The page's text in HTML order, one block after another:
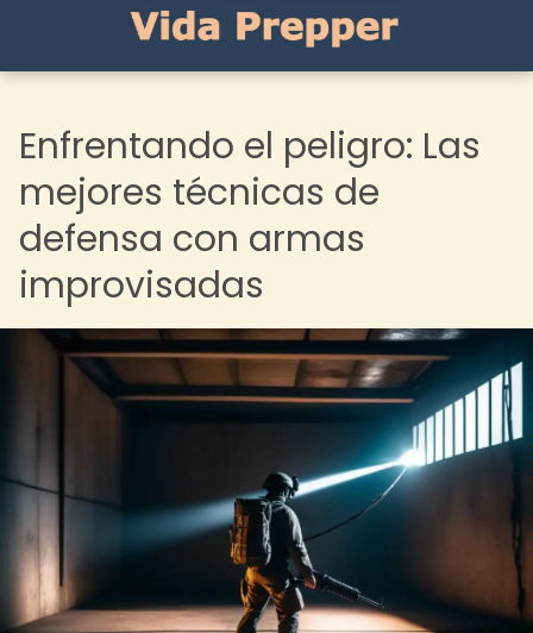
Enfrentando el peligro: Las
mejores técnicas de
defensa con armas
improvisadas